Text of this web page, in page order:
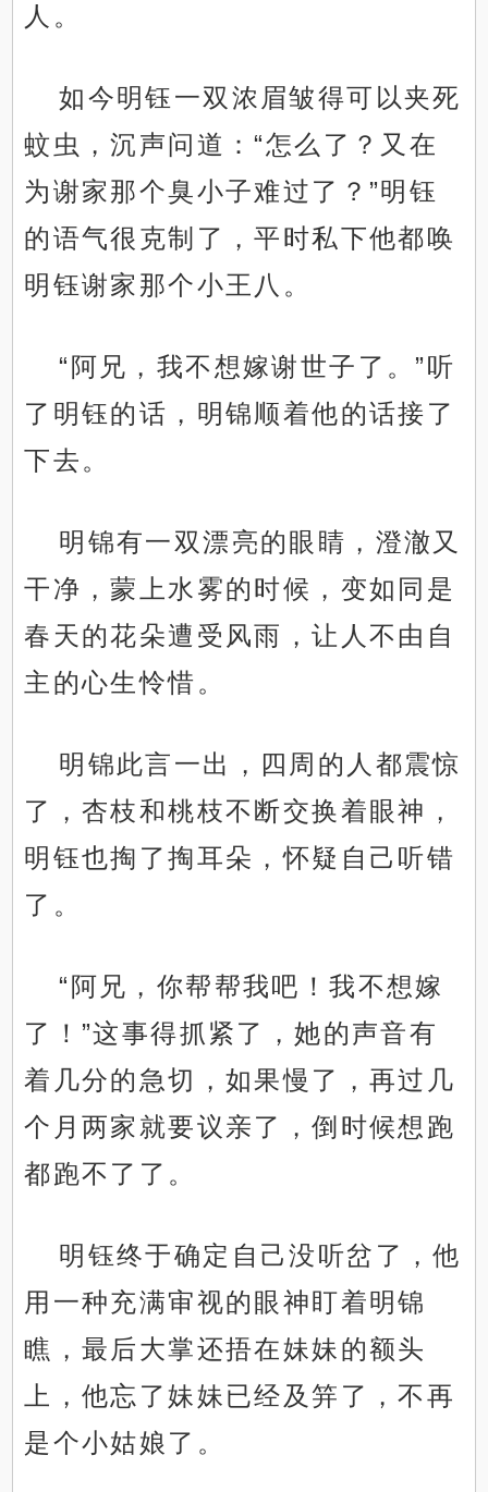
人。
如今明钰一双浓眉皱得可以夹死
蚊虫，沉声问道：“怎么了？又在
为谢家那个臭小子难过了？”明钰
的语气很克制了，平时私下他都唤
明钰谢家那个小王八。
“阿兄，我不想嫁谢世子了。”听
了明钰的话，明锦顺着他的话接了
下去。
明锦有一双漂亮的眼睛，澄澈又
干净，蒙上水雾的时候，变如同是
春天的花朵遭受风雨，让人不由自
主的心生怜惜。
明锦此言一出，四周的人都震惊
了，杏枝和桃枝不断交换着眼神，
明钰也掏了掏耳朵，怀疑自己听错
了。
“阿兄，你帮帮我吧！我不想嫁
了！”这事得抓紧了，她的声音有
着几分的急切，如果慢了，再过几
个月两家就要议亲了，倒时候想跑
都跑不了了。
明钰终于确定自己没听岔了，他
用一种充满审视的眼神盯着明锦
瞧，最后大掌还捂在妹妹的额头
上，他忘了妹妹已经及笄了，不再
是个小姑娘了。